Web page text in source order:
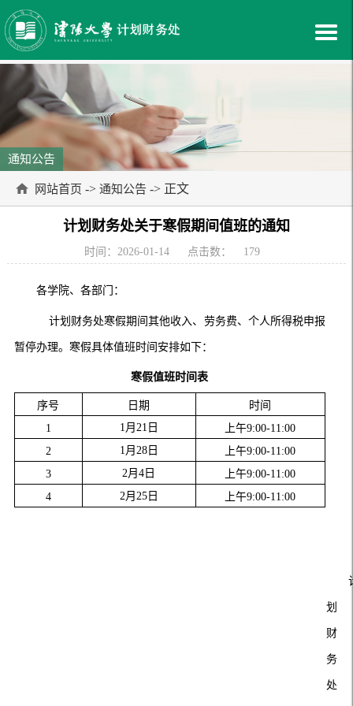
通知公告
网站首页 -> 通知公告 -> 正文
计划财务处关于寒假期间值班的通知
时间：2026-01-14 点击数： 179
各学院、各部门：
计划财务处寒假期间其他收入、劳务费、个人所得税申报
暂停办理。寒假具体值班时间安排如下：
寒假值班时间表
序号 日期
时间
1
1月21日 上午9:00-11:00
2
1月28日 上午9:00-11:00
3
2月4日 上午9:00-11:00
4
2月25日 上午9:00-11:00
划
财
务
处